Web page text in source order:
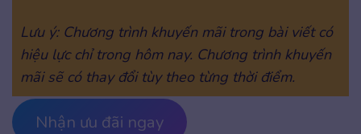
Lưu ý: Chương trình khuyến mãi trong bài viết có
hiệu lực chỉ trong hôm nay. Chương trình khuyến
mãi sẽ có thay đổi tùy theo từng thời điểm.
Nhận ưu đãi ngay